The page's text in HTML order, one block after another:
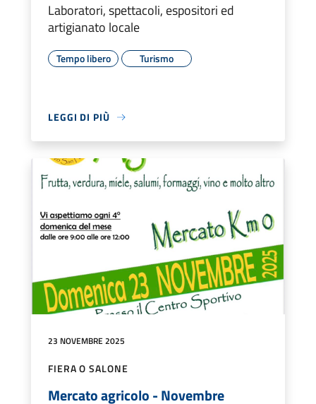
Laboratori, spettacoli, espositori ed
artigianato locale
Tempo libero Turismo
LEGGI DI PIÙ
23 NOVEMBRE 2025
FIERA O SALONE
Mercato agricolo - Novembre